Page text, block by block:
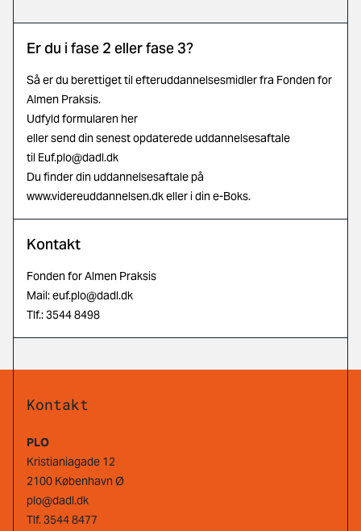
Er du i fase 2 eller fase 3?
Så er du berettiget til efteruddannelsesmidler fra Fonden for
Almen Praksis.
Udfyld formularen her
eller send din senest opdaterede uddannelsesaftale
til Euf.plo@dadl.dk
Du finder din uddannelsesaftale på
www.videreuddannelsen.dkeller i din e-Boks.
Kontakt
Fonden for Almen Praksis
Mail:euf.plo@dadl.dk
Tlf.: 3544 8498
Kontakt
PLO
Kristianiagade 12
2100 København Ø
plo@dadl.dk
Tlf.3544 8477